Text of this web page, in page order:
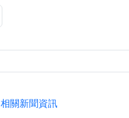
相關新聞資訊